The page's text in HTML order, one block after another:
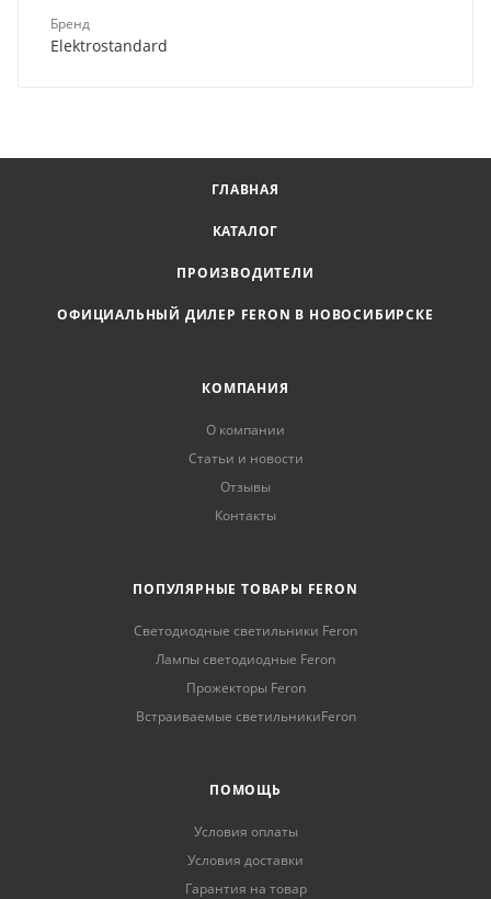
Бренд
Elektrostandard
ГЛАВНАЯ
КАТАЛОГ
ПРОИЗВОДИТЕЛИ
ОФИЦИАЛЬНЫЙ ДИЛЕР FERON В НОВОСИБИРСКЕ
КОМПАНИЯ
О компании
Статьи и новости
Отзывы
Контакты
ПОПУЛЯРНЫЕ ТОВАРЫ FERON
Светодиодные светильники Feron
Лампы светодиодные Feron
Прожекторы Feron
Встраиваемые светильникиFeron
ПОМОЩЬ
Условия оплаты
Условия доставки
Гарантия на товар